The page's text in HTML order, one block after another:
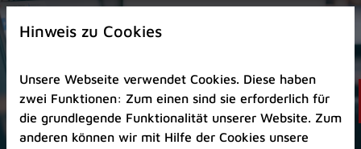
Zur
Startseite
Zum
Seitenanfang
springen
(Schnelltaste
Hinweis zu Cookies
Unsere Webseite verwendet Cookies. Diese haben
zwei Funktionen: Zum einen sind sie erforderlich für
die grundlegende Funktionalität unserer Website. Zum
anderen können wir mit Hilfe der Cookies unsere